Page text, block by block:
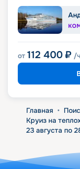
от 112 400 ₽ /
Главная •
Круиз на
23 августа по